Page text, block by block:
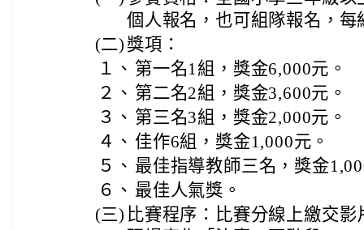
個人報名，也可組隊報名，每
(二) 獎項：
１、 第一名1組，獎金6,000元。
２、 第二名2組，獎金3,600元。
３、 第三名3組，獎金2,000元。
４、 佳作6組，獎金1,000元。
５、 最佳指導教師三名，獎金
６、 最佳人氣獎。
(三) 比賽程序：比賽分線上繳交